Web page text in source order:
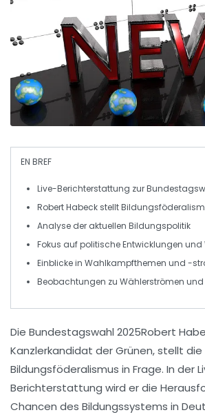
EN BREF
Live-Berichterstattung zur
RobertHabeck stellt
Analyse der aktuellen Bildungspolitik
Fokus aufpolitische Entwicklungen und
Einblicke in Wahlkampfthemen und -
Beobachtungen zu Wählerströmen und
Die Bundestagswahl 2025Robert
Kanzlerkandidat der Grünen, stellt die
Bildungsföderalismus in Frage. In der
Berichterstattung wird er die
Chancen des Bildungssystems in